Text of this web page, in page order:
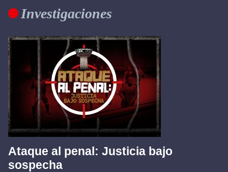
Investigaciones
Ataque al penal: Justicia bajo
sospecha